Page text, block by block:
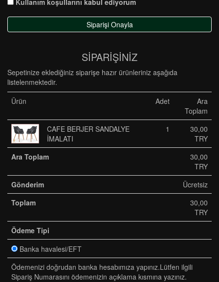
Kullanım koşullarını kabul ediyorum
Siparişi Onayla
SİPARİŞİNİZ
Sepetinize eklediğiniz siparişe hazır ürünleriniz aşağıda
listelenmektedir.
Ürün
Adet
Ara
Toplam
CAFE BERJER SANDALYE
İMALATI
1
30,00
TRY
Ara Toplam
30,00
TRY
Gönderim
Ücretsiz
Toplam
30,00
TRY
Ödeme Tipi
Banka havalesi/EFT
Ödemenizi doğrudan banka hesabımıza yapınız.Lütfen ilgili
Sipariş Numarasını ödemenizin açıklama kısmına yazınız.